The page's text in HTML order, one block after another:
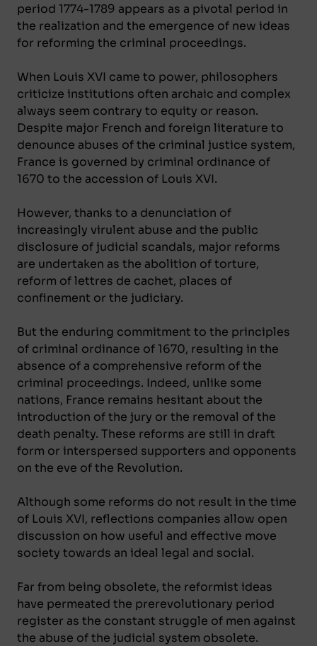
period 1774-1789 appears as a pivotal period in
the realization and the emergence of new ideas
for reforming the criminal proceedings.
When Louis XVI came to power, philosophers
criticize institutions often archaic and complex
always seem contrary to equity or reason.
Despite major French and foreign literature to
denounce abuses of the criminal justice system,
France is governed by criminal ordinance of
1670 to the accession of Louis XVI.
However, thanks to a denunciation of
increasingly virulent abuse and the public
disclosure of judicial scandals, major reforms
are undertaken as the abolition of torture,
reform of lettres de cachet, places of
confinement or the judiciary.
But the enduring commitment to the principles
of criminal ordinance of 1670, resulting in the
absence of a comprehensive reform of the
criminal proceedings. Indeed, unlike some
nations, France remains hesitant about the
introduction of the jury or the removal of the
death penalty. These reforms are still in draft
form or interspersed supporters and opponents
on the eve of the Revolution.
Although some reforms do not result in the time
of Louis XVI, reflections companies allow open
discussion on how useful and effective move
society towards an ideal legal and social.
Far from being obsolete, the reformist ideas
have permeated the prerevolutionary period
register as the constant struggle of men against
the abuse of the judicial system obsolete.